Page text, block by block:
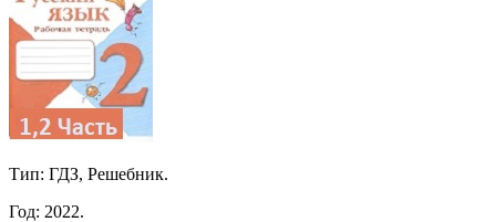
Тип: ГДЗ, Решебник.
Год: 2022.